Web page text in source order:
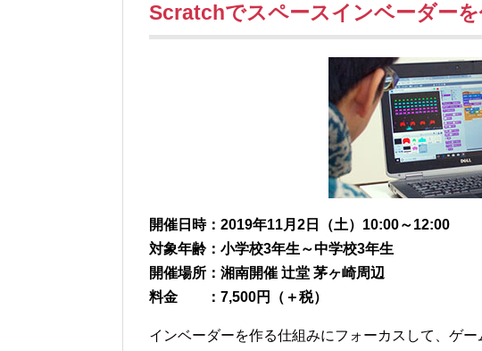
Scratchでスペースインベーダーを
開催日時：2019年11月2日（土）10:00～12:00
対象年齢：小学校3年生～中学校3年生
開催場所：湘南開催 辻堂 茅ヶ崎周辺
料金 ：7,500円（＋税）
インベーダーを作る仕組みにフォーカスして、ゲー